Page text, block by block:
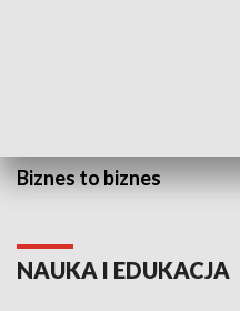
Biznes to biznes
NAUKA I EDUKACJA